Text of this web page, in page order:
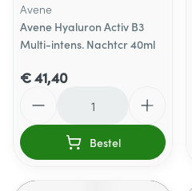
Avene
Avene Hyaluron Activ B3
Multi-intens. Nachtcr 40ml
€ 41,40
Bestel